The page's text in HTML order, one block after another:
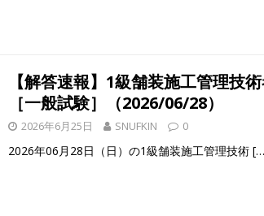
【解答速報】1級舗装施工管理技
［一般試験］（2026/06/28）
2026年6月25日 SNUFKIN 0
2026年06月28日（日）の1級舗装施工管理技術